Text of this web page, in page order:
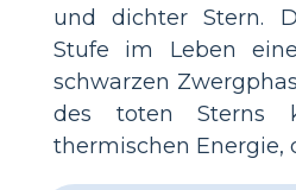
und dichter Stern.
Stufe im Leben
schwarzen
des toten Sterns
thermischen Energie,